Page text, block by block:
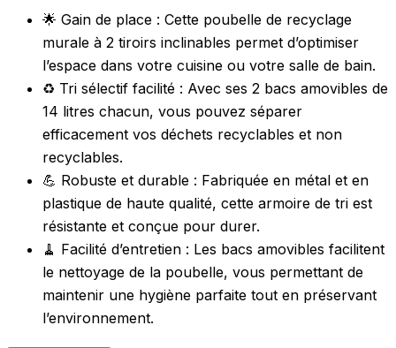
🌟 Gain de place : Cette poubelle de recyclage
murale à 2 tiroirs inclinables permet d’optimiser
l’espace dans votre cuisine ou votre salle de bain.
♻️ Tri sélectif facilité : Avec ses 2 bacs amovibles de
14 litres chacun, vous pouvez séparer
efficacement vos déchets recyclables et non
recyclables.
💪 Robuste et durable : Fabriquée en métal et en
plastique de haute qualité, cette armoire de tri est
résistante et conçue pour durer.
🧹 Facilité d’entretien : Les bacs amovibles facilitent
le nettoyage de la poubelle, vous permettant de
maintenir une hygiène parfaite tout en préservant
l’environnement.